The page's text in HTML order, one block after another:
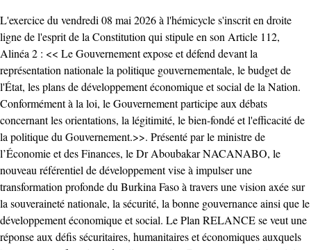
L'exercice du vendredi 08 mai 2026 à l'hémicycle s'inscrit en droite
ligne de l'esprit de la Constitution qui stipule en son Article 112,
Alinéa 2 : << Le Gouvernement expose et défend devant la
représentation nationale la politique gouvernementale, le budget de
l'État, les plans de développement économique et social de la Nation.
Conformément à la loi, le Gouvernement participe aux débats
concernant les orientations, la légitimité, le bien-fondé et l'efficacité de
la politique du Gouvernement.>>. Présenté par le ministre de
l’Économie et des Finances, le Dr Aboubakar NACANABO, le
nouveau référentiel de développement vise à impulser une
transformation profonde du Burkina Faso à travers une vision axée sur
la souveraineté nationale, la sécurité, la bonne gouvernance ainsi que le
développement économique et social. Le Plan RELANCE se veut une
réponse aux défis sécuritaires, humanitaires et économiques auxquels